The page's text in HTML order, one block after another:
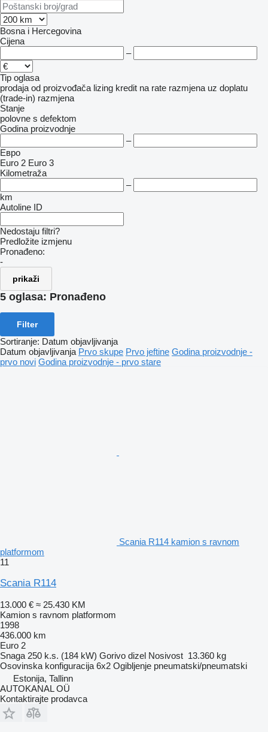
Bosna i Hercegovina
Cijena
–
Tip oglasa
prodaja od proizvođača lizing kredit na rate razmjena uz doplatu
(trade-in) razmjena
Stanje
polovne s defektom
Godina proizvodnje
–
Евро
Euro 2 Euro 3
Kilometraža
–
km
Autoline ID
Nedostaju filtri?
Predložite izmjenu
Pronađeno:
-
prikaži
5 oglasa: Pronađeno
Filter
Sortiranje: Datum objavljivanja
Datum objavljivanja Prvo skupe Prvo jeftine Godina proizvodnje -
prvo novi Godina proizvodnje - prvo stare
Scania R114 kamion s ravnom
platformom
11
Scania R114
13.000 € ≈ 25.430 KM
Kamion s ravnom platformom
1998
436.000 km
Euro 2
Snaga 250 k.s. (184 kW) Gorivo dizel Nosivost 13.360 kg
Osovinska konfiguracija 6x2 Ogibljenje pneumatski/pneumatski
Estonija, Tallinn
AUTOKANAL OÜ
Kontaktirajte prodavca